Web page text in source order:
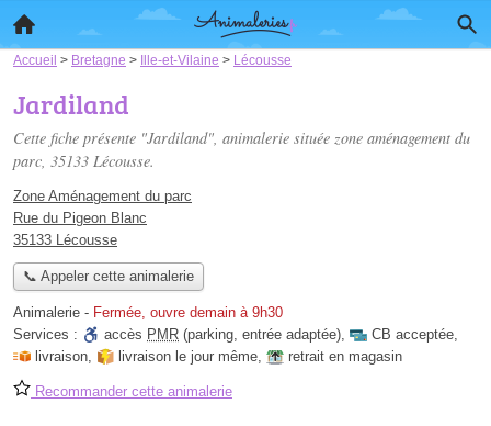
Accueil > Bretagne > Ille-et-Vilaine > Lécousse
Jardiland
Cette fiche présente "Jardiland", animalerie située zone aménagement du
parc, 35133 Lécousse.
Zone Aménagement du parc
Rue du Pigeon Blanc
35133 Lécousse
📞 Appeler cette animalerie
Animalerie - Fermée, ouvre demain à 9h30
Services :
accès PMR (parking, entrée adaptée), CB acceptée,
livraison, livraison le jour même, retrait en magasin
Recommander cette animalerie